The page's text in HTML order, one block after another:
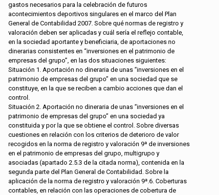
gastos necesarios para la celebración de futuros
acontecimientos deportivos singulares en el marco del Plan
General de Contabilidad 2007. Sobre qué normas de registro y
valoración deben ser aplicadas y cuál sería el reflejo contable,
en la sociedad aportante y beneficiaria, de aportaciones no
dinerarias consistentes en “inversiones en el patrimonio de
empresas del grupo”, en las dos situaciones siguientes:
Situación 1. Aportación no dineraria de unas “inversiones en el
patrimonio de empresas del grupo” en una sociedad que se
constituye, en la que se reciben a cambio acciones que dan el
control.
Situación 2. Aportación no dineraria de unas “inversiones en el
patrimonio de empresas del grupo” en una sociedad ya
constituida y por la que se obtiene el control. Sobre diversas
cuestiones en relación con los criterios de deterioro de valor
recogidos en la norma de registro y valoración 9ª de inversiones
en el patrimonio de empresas del grupo, multigrupo y
asociadas (apartado 2.5.3 de la citada norma), contenida en la
segunda parte del Plan General de Contabilidad. Sobre la
aplicación de la norma de registro y valoración 9ª.6. Coberturas
contables, en relación con las operaciones de cobertura de